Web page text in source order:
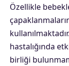
Özellikle
hastalığında
birliği